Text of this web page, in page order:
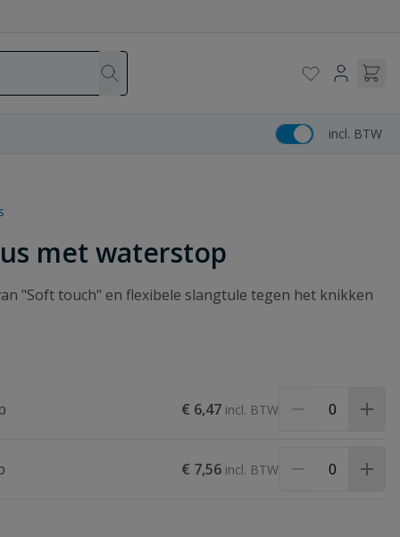
incl. BTW
met waterstop
"Soft touch" en flexibele slangtule tegen het knikken
€ 6,47
€ 7,56